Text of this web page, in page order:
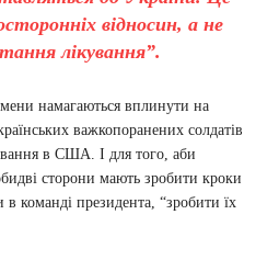
відносин, а не
лікування”.
намагаються вплинути на
важкопоранених солдатів
в США. І для того, аби
сторони мають зробити кроки
в команді президента, “зробити їх